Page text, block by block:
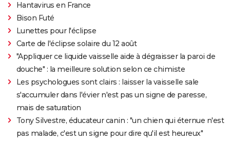
Hantavirus en France
Bison Futé
Lunettes pour l'éclipse
Carte de l'éclipse solaire du 12 août
"Appliquer ce liquide vaisselle aide à dégraisser la paroi de
douche" : la meilleure solution selon ce chimiste
Les psychologues sont clairs : laisser la vaisselle sale
s'accumuler dans l'évier n'est pas un signe de paresse,
mais de saturation
Tony Silvestre, éducateur canin : "un chien qui éternue n'est
pas malade, c'est un signe pour dire qu'il est heureux"